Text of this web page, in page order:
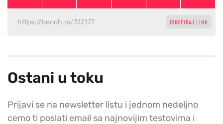
ISKOPIRAJ LINK
Ostani u toku
Prijavi se na newsletter listu i jednom nedeljno
cemo ti poslati email sa najnovijim testovima i